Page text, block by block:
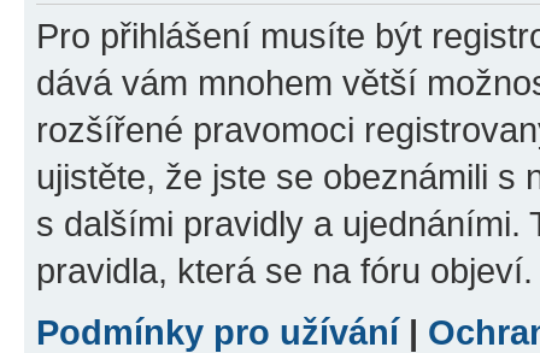
Pro přihlášení musíte být
dává vám mnohem větší
rozšířené pravomoci
ujistěte, že jste se obeznámili s
s dalšími pravidly a ujednáními.
pravidla, která se na fóru objeví.
Podmínky pro užívání|